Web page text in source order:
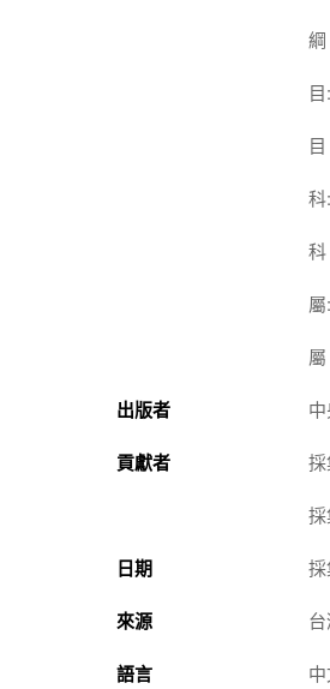
出版者
貢獻者
日期
來源
語言